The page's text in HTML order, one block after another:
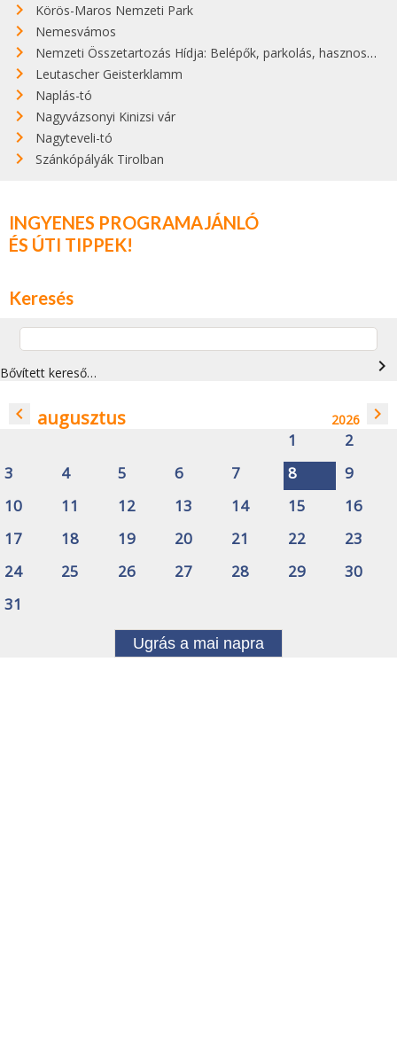
Körös-Maros Nemzeti Park
Nemesvámos
Nemzeti Összetartozás Hídja: Belépők, parkolás, hasznos infók
Leutascher Geisterklamm
Naplás-tó
Nagyvázsonyi Kinizsi vár
Nagyteveli-tó
Szánkópályák Tirolban
INGYENES PROGRAMAJÁNLÓ
ÉS ÚTI TIPPEK!
Keresés
Bővített kereső… navigate_next
navigate_before augusztus 2026 navigate_next
1
2
3
4 5 6 7 8
9
10
11 12 13 14 15
16
17
18 19 20 21 22
23
24
25 26 27 28 29
30
31
Ugrás a mai napra